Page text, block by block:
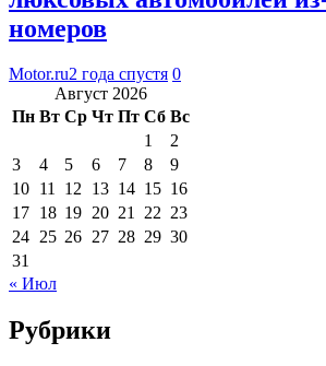
номеров
Motor.ru2 года спустя 0
Август 2026
Пн Вт Ср Чт Пт Сб Вс
1
2
3
4 5 6 7 8
9
10 11 12 13 14 15 16
17 18 19 20 21 22 23
24 25 26 27 28 29 30
31
« Июл
Рубрики